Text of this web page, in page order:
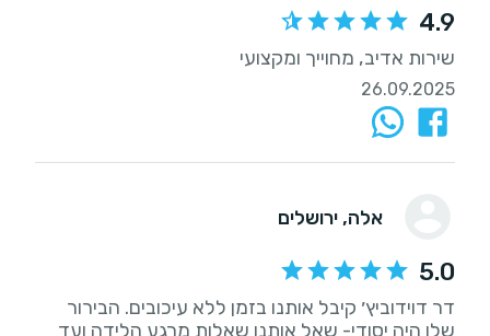
4.9
שירות אדיב, מחוייך ומקצועי
26.09.2025
אלה, ירושלים
5.0
דר דוידוביץ׳ קיבל אותנו בזמן ללא עיכובים. הבירור
שלו היה יסודי- שאל אותנו שאלות מרגע הלידה ועד